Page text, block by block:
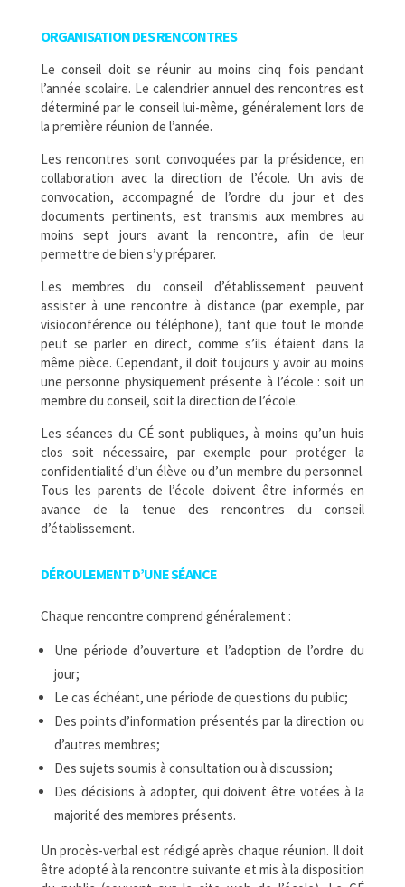
ORGANISATION DES RENCONTRES
Le conseil doit se réunir au moins cinq fois pendant
l’année scolaire. Le calendrier annuel des rencontres est
déterminé par le conseil lui-même, généralement lors de
la première réunion de l’année.
Les rencontres sont convoquées par la présidence, en
collaboration avec la direction de l’école. Un avis de
convocation, accompagné de l’ordre du jour et des
documents pertinents, est transmis aux membres au
moins sept jours avant la rencontre, afin de leur
permettre de bien s’y préparer.
Les membres du conseil d’établissement peuvent
assister à une rencontre à distance (par exemple, par
visioconférence ou téléphone), tant que tout le monde
peut se parler en direct, comme s’ils étaient dans la
même pièce. Cependant, il doit toujours y avoir au moins
une personne physiquement présente à l’école : soit un
membre du conseil, soit la direction de l’école.
Les séances du CÉ sont publiques, à moins qu’un huis
clos soit nécessaire, par exemple pour protéger la
confidentialité d’un élève ou d’un membre du personnel.
Tous les parents de l’école doivent être informés en
avance de la tenue des rencontres du conseil
d’établissement.
DÉROULEMENT D’UNE SÉANCE
Chaque rencontre comprend généralement :
Une période d’ouverture et l’adoption de l’ordre du
jour;
Le cas échéant, une période de questions du public;
Des points d’information présentés par la direction ou
d’autres membres;
Des sujets soumis à consultation ou à discussion;
Des décisions à adopter, qui doivent être votées à la
majorité des membres présents.
Un procès-verbal est rédigé après chaque réunion. Il doit
être adopté à la rencontre suivante et mis à la disposition